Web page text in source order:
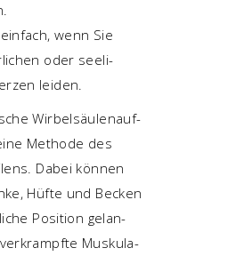
wenn Sie
oder see­li­
leiden.
Wir­bel­säu­len­auf­
Metho­de des
Dabei kön­nen
Hüf­te und Becken
Posi­ti­on gelan­
Mus­ku­la­